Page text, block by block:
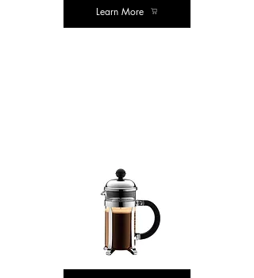
Learn More